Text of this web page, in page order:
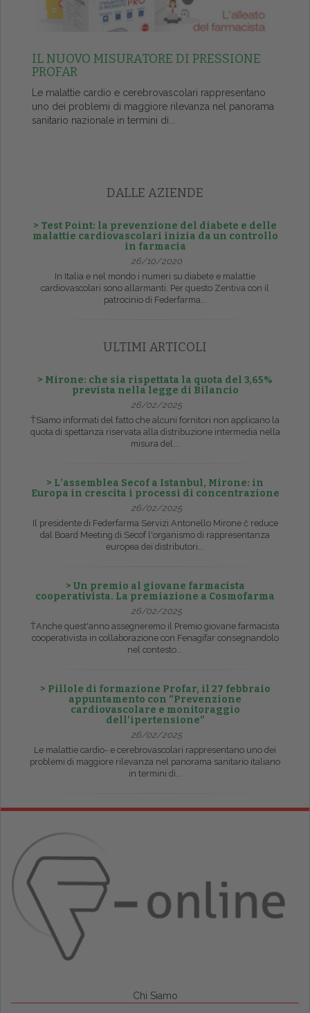
IL NUOVO MISURATORE DI PRESSIONE
PROFAR
Le malattie cardio e cerebrovascolari rappresentano
uno dei problemi di maggiore rilevanza nel panorama
sanitario nazionale in termini di...
DALLE AZIENDE
> Test Point: la prevenzione del diabete e delle
malattie cardiovascolari inizia da un controllo
in farmacia
26/10/2020
In Italia e nel mondo i numeri su diabete e malattie
cardiovascolari sono allarmanti. Per questo Zentiva con il
patrocinio di Federfarma...
ULTIMI ARTICOLI
> Mirone: che sia rispettata la quota del 3,65%
prevista nella legge di Bilancio
26/02/2025
ŤSiamo informati del fatto che alcuni fornitori non applicano la
quota di spettanza riservata alla distribuzione intermedia nella
misura del...
> L’assemblea Secof a Istanbul, Mirone: in
Europa in crescita i processi di concentrazione
26/02/2025
Il presidente di Federfarma Servizi Antonello Mirone č reduce
dal Board Meeting di Secof l'organismo di rappresentanza
europea dei distributori...
> Un premio al giovane farmacista
cooperativista. La premiazione a Cosmofarma
26/02/2025
ŤAnche quest'anno assegneremo il Premio giovane farmacista
cooperativista in collaborazione con Fenagifar consegnandolo
nel contesto...
> Pillole di formazione Profar, il 27 febbraio
appuntamento con “Prevenzione
cardiovascolare e monitoraggio
dell’ipertensione”
26/02/2025
Le malattie cardio- e cerebrovascolari rappresentano uno dei
problemi di maggiore rilevanza nel panorama sanitario italiano
in termini di...
Chi Siamo